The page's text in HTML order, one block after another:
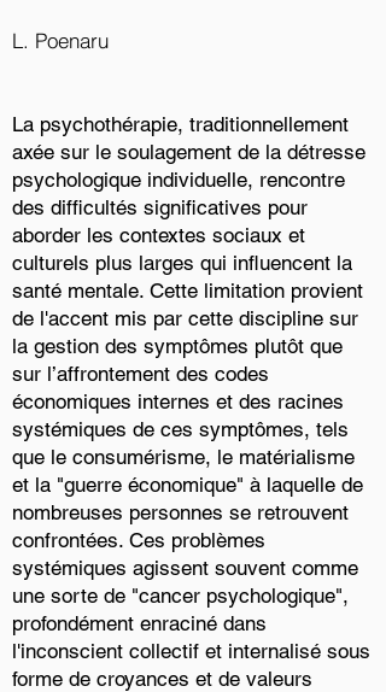
L. Poenaru
La psychothérapie, traditionnellement
axée sur le soulagement de la détresse
psychologique individuelle, rencontre
des difficultés significatives pour
aborder les contextes sociaux et
culturels plus larges qui influencent la
santé mentale. Cette limitation provient
de l'accent mis par cette discipline sur
la gestion des symptômes plutôt que
sur l’affrontement des codes
économiques internes et des racines
systémiques de ces symptômes, tels
que le consumérisme, le matérialisme
et la "guerre économique" à laquelle de
nombreuses personnes se retrouvent
confrontées. Ces problèmes
systémiques agissent souvent comme
une sorte de "cancer psychologique",
profondément enraciné dans
l'inconscient collectif et internalisé sous
forme de croyances et de valeurs